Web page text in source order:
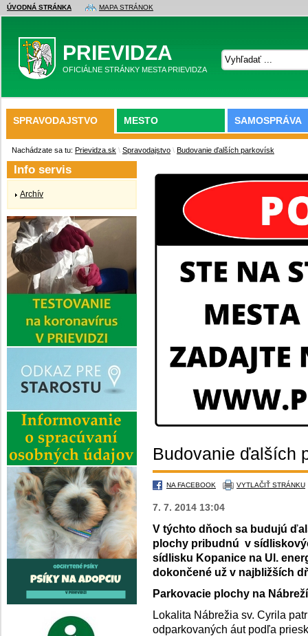
ÚVODNÁ STRÁNKA MAPA STRÁNOK
PRIEVIDZA
OFICIÁLNE STRÁNKY MESTA PRIEVIDZA
SPRAVODAJSTVO MESTO SAMOSPRÁVA
Nachádzate sa tu: Prievidza.sk \ Spravodajstvo \ Budovanie ďalších parkovísk
Budovanie ďalších
NA FACEBOOK VYTLAČIŤ STRÁNKU
7. 7. 2014 13:04
V týchto dňoch sa budujú
plochy pribudnú v
sídlisku Kopanice na Ul.
dokončené už v najbližších
Parkovacie plochy na
Lokalita Nábrežia sv. Cyrila
odparkovaných áut podľa
Info servis
Archív